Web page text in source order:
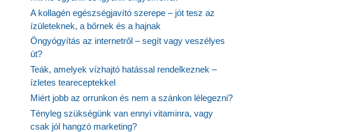
A kollagén egészségjavító szerepe – jót tesz az
ízületeknek, a bőrnek és a hajnak
Öngyógyítás az internetről – segít vagy veszélyes
út?
Teák, amelyek vízhajtó hatással rendelkeznek –
ízletes teareceptekkel
Miért jobb az orrunkon és nem a szánkon lélegezni?
Tényleg szükségünk van ennyi vitaminra, vagy
csak jól hangzó marketing?